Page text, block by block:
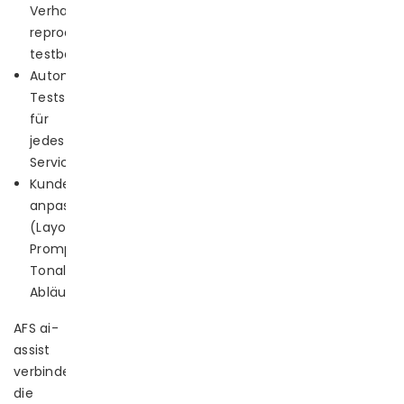
Verhalten
reproduzierbar,
testbar
Automatisierte
Tests
für
jedes
Service
Kundenspezifisch
anpassbar
(Layout,
Prompts,
Tonalität,
Abläufe)
AFS ai-
assist
verbindet
die